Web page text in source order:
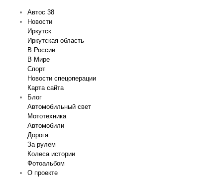
Автос 38
Новости
Иркутск
Иркутская область
В России
В Мире
Спорт
Новости спецоперации
Карта сайта
Блог
Автомобильный свет
Мототехника
Автомобили
Дорога
За рулем
Колеса истории
Фотоальбом
О проекте